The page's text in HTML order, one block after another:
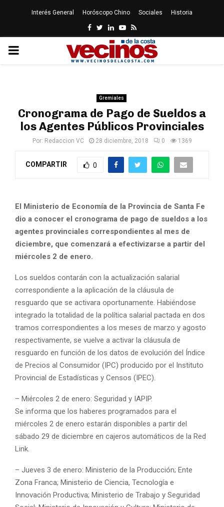
Interés General Horóscopo Chino Sociales Historia
Facebook
Twitter
LinkedinYoutube
Rss
PRIMARY
Gremiales
Cronograma de Pago de Sueldos a
los Agentes Públicos Provinciales
Por: Redaccion VC 28 diciembre, 2018 0 1369
COMPARTIR 0
El Ministerio de Economía de la Provincia de Santa Fe
dio a conocer el cronograma de pago de sueldos a los
agentes provinciales correspondientes al mes de
diciembre, que comenzará a efectivizarse a partir del
miércoles 2 de enero.
Los sueldos contarán con la actualización salarial
correspondiente a la aplicación de la cláusula de
resguardo que se activara oportunamente. Habiéndose
integrado la totalidad de la política salarial pactada en dos
tramos correspondientes a los meses de marzo y agosto
respectivamente, se vuelve a activar la cláusula de
resguardo en función de los datos de evolución del Índice
de Precios al Consumidor (IPC) producido por el Instituto
Provincial de Estadísticas y Censos (IPEC).
– Miércoles 2 de enero: Seguridad y IAPIP.
Se informa que los haberes programados para el
miércoles 2 de enero estarán disponibles a partir del
sábado 29 de diciembre en cajeros automáticos de la Red
Link.
– Jueves 3 de enero: Ministerio de la Producción; Ente
Zona Franca; Ministerio de Ciencia, Tecnología e
Innovación Productiva; Ministerio de Trabajo y Seguridad